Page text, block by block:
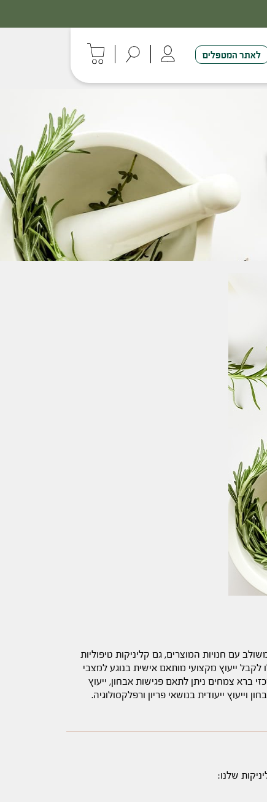
לאתר המטפלים
עם חנויות המוצרים, גם קליניקות טיפוליות
ייעוץ מקצועי מותאם אישית בנוגע למצבי
ברא צמחים ניתן לתאם פגישות אבחון, ייעוץ
ייעודית בנושאי פריון ורפלקסולוגיה.
שלנו: